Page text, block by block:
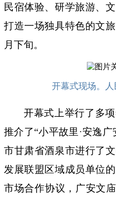
民宿体验、研学旅游、
打造一场独具特色的文
月下旬。
开幕式现场。
开幕式上举行了多
推介了“小平故里·安逸
市甘肃省酒泉市进行了
发展联盟区域成员单位
市场合作协议，广安文